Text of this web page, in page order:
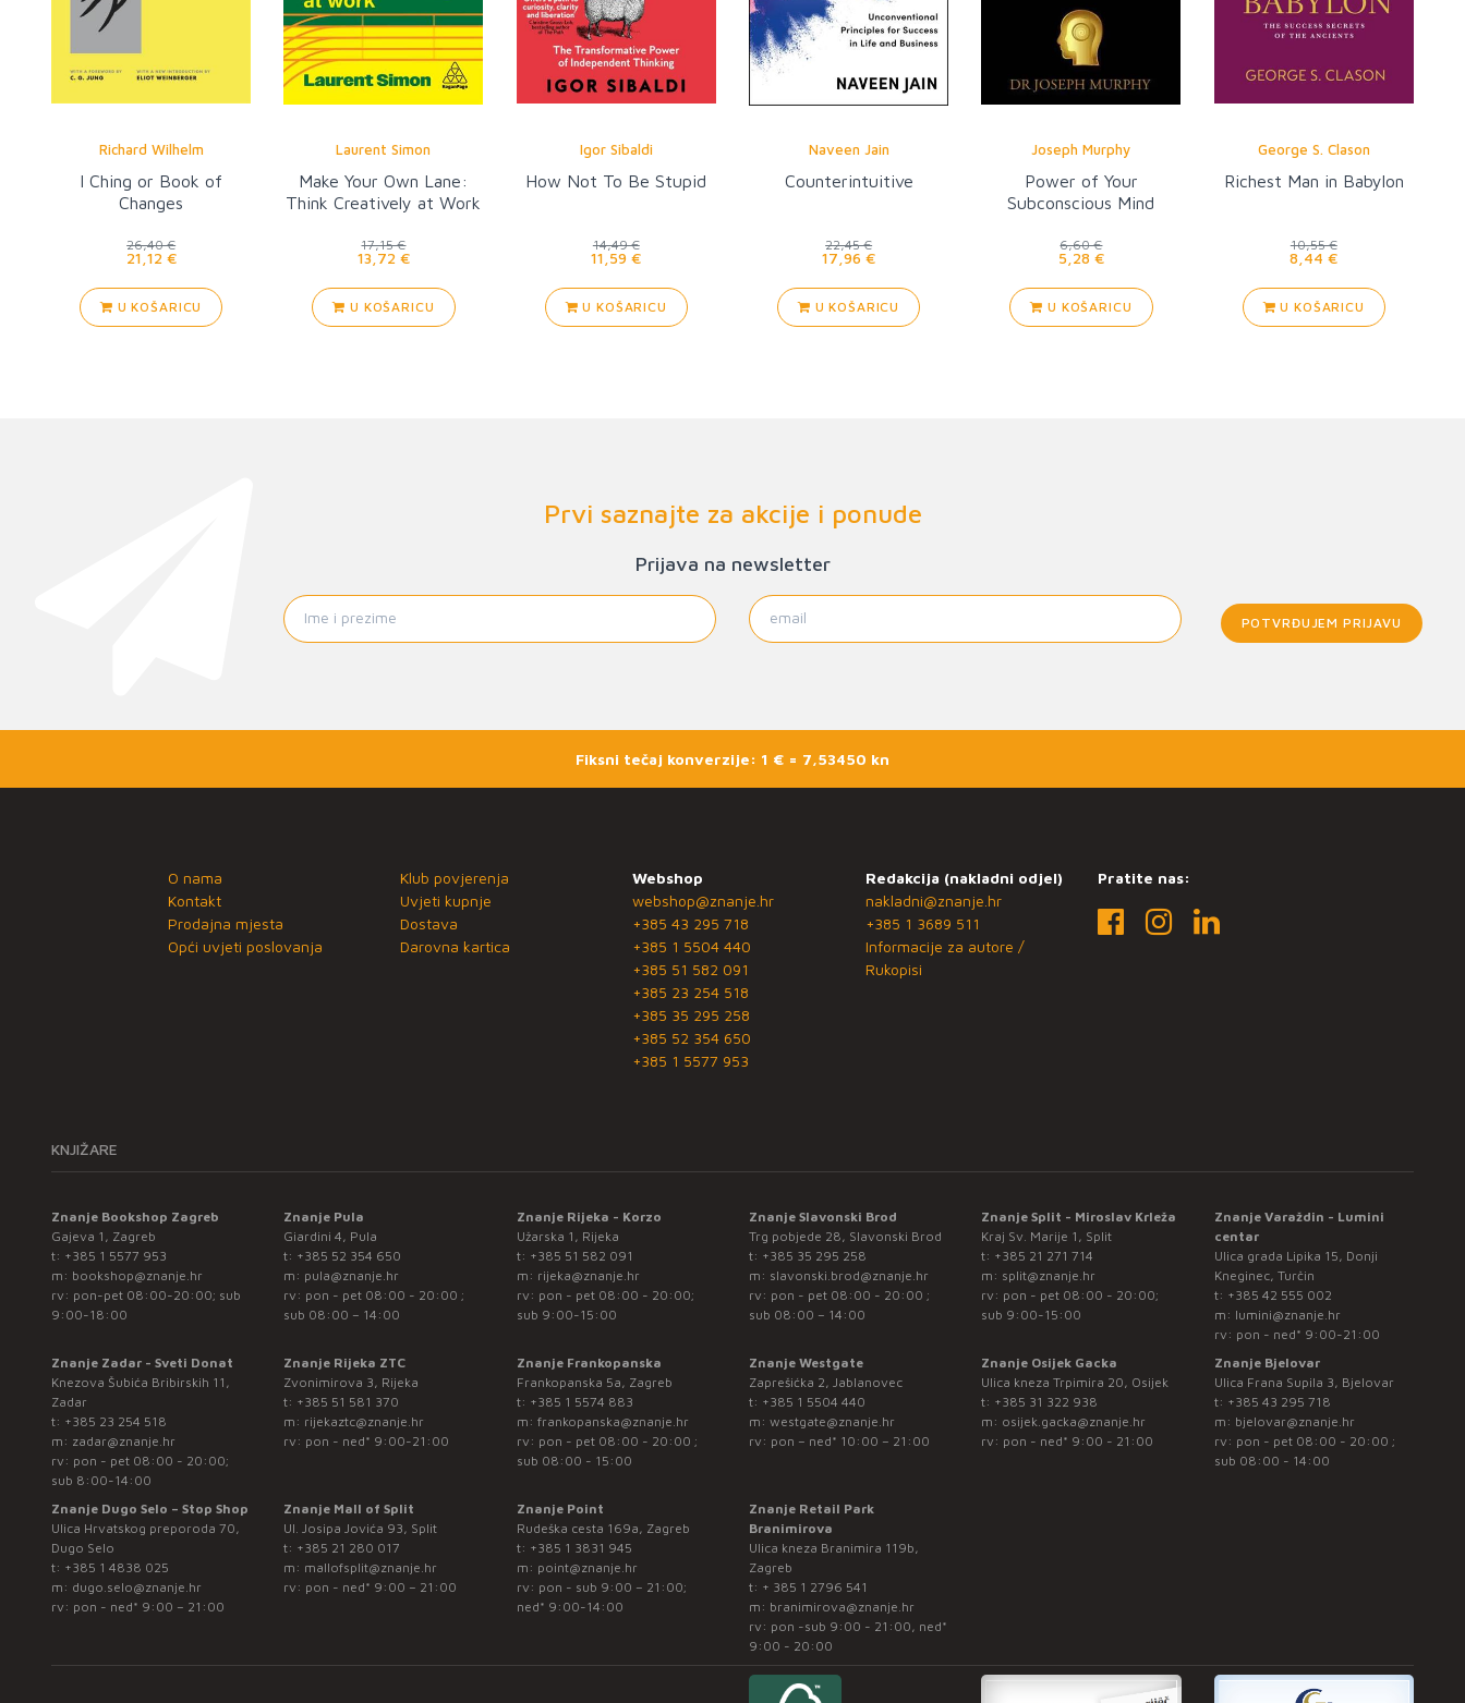
Richard Wilhelm
I Ching or Book of
Changes
26,40 €
21,12 €
U KOŠARICU
Laurent Simon
Make Your Own Lane:
Think Creatively at Work
17,15 €
13,72 €
U KOŠARICU
Igor Sibaldi
How Not To Be Stupid
14,49 €
11,59 €
U KOŠARICU
Naveen Jain
Counterintuitive
22,45 €
17,96 €
U KOŠARICU
Joseph Murphy
Power of Your
Subconscious Mind
6,60 €
5,28 €
U KOŠARICU
George S. Clason
Richest Man in Babylon
10,55 €
8,44 €
U KOŠARICU
Prvi saznajte za akcije i ponude
Prijava na newsletter
POTVRĐUJEM PRIJAVU
Fiksni tečaj konverzije: 1 € = 7,53450 kn
O nama
Kontakt
Prodajna mjesta
Opći uvjeti poslovanja
Klub povjerenja
Uvjeti kupnje
Dostava
Darovna kartica
Webshop
webshop@znanje.hr
+385 43 295 718
+385 1 5504 440
+385 51 582 091
+385 23 254 518
+385 35 295 258
+385 52 354 650
+385 1 5577 953
Redakcija (nakladni odjel)
nakladni@znanje.hr
+385 1 3689 511
Informacije za autore /
Rukopisi
Pratite nas:
KNJIŽARE
Znanje Bookshop Zagreb
Gajeva 1, Zagreb
t: +385 1 5577 953
m: bookshop@znanje.hr
rv: pon-pet 08:00-20:00; sub
9:00-18:00
Znanje Pula
Giardini 4, Pula
t: +385 52 354 650
m: pula@znanje.hr
rv: pon - pet 08:00 - 20:00 ;
sub 08:00 – 14:00
Znanje Rijeka - Korzo
Užarska 1, Rijeka
t: +385 51 582 091
m: rijeka@znanje.hr
rv: pon - pet 08:00 - 20:00;
sub 9:00-15:00
Znanje Slavonski Brod
Trg pobjede 28, Slavonski Brod
t: +385 35 295 258
m: slavonski.brod@znanje.hr
rv: pon - pet 08:00 - 20:00 ;
sub 08:00 – 14:00
Znanje Split - Miroslav Krleža
Kraj Sv. Marije 1, Split
t: +385 21 271 714
m: split@znanje.hr
rv: pon - pet 08:00 - 20:00;
sub 9:00-15:00
Znanje Varaždin - Lumini
centar
Ulica grada Lipika 15, Donji
Kneginec, Turčin
t: +385 42 555 002
m: lumini@znanje.hr
rv: pon - ned* 9:00-21:00
Znanje Zadar - Sveti Donat
Knezova Šubića Bribirskih 11,
Zadar
t: +385 23 254 518
m: zadar@znanje.hr
rv: pon - pet 08:00 - 20:00;
sub 8:00-14:00
Znanje Rijeka ZTC
Zvonimirova 3, Rijeka
t: +385 51 581 370
m: rijekaztc@znanje.hr
rv: pon - ned* 9:00-21:00
Znanje Frankopanska
Frankopanska 5a, Zagreb
t: +385 1 5574 883
m: frankopanska@znanje.hr
rv: pon - pet 08:00 - 20:00 ;
sub 08:00 - 15:00
Znanje Westgate
Zaprešićka 2, Jablanovec
t: +385 1 5504 440
m: westgate@znanje.hr
rv: pon – ned* 10:00 – 21:00
Znanje Osijek Gacka
Ulica kneza Trpimira 20, Osijek
t: +385 31 322 938
m: osijek.gacka@znanje.hr
rv: pon - ned* 9:00 - 21:00
Znanje Bjelovar
Ulica Frana Supila 3, Bjelovar
t: +385 43 295 718
m: bjelovar@znanje.hr
rv: pon - pet 08:00 - 20:00 ;
sub 08:00 - 14:00
Znanje Dugo Selo – Stop Shop
Ulica Hrvatskog preporoda 70,
Dugo Selo
t: +385 1 4838 025
m: dugo.selo@znanje.hr
rv: pon - ned* 9:00 – 21:00
Znanje Mall of Split
Ul. Josipa Jovića 93, Split
t: +385 21 280 017
m: mallofsplit@znanje.hr
rv: pon - ned* 9:00 – 21:00
Znanje Point
Rudeška cesta 169a, Zagreb
t: +385 1 3831 945
m: point@znanje.hr
rv: pon - sub 9:00 – 21:00;
ned* 9:00-14:00
Znanje Retail Park
Branimirova
Ulica kneza Branimira 119b,
Zagreb
t: + 385 1 2796 541
m: branimirova@znanje.hr
rv: pon -sub 9:00 - 21:00, ned*
9:00 - 20:00